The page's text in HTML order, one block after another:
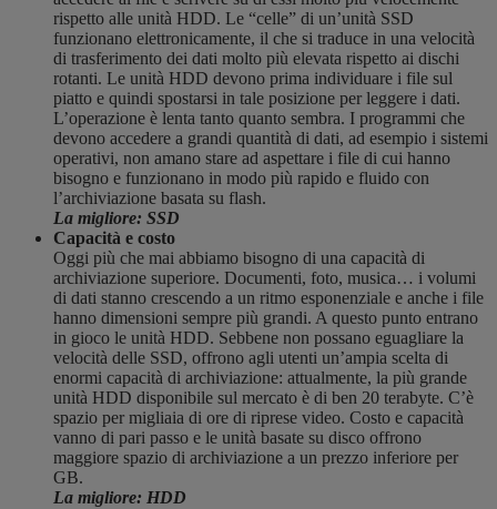
rispetto alle unità HDD. Le “celle” di un’unità SSD
funzionano elettronicamente, il che si traduce in una velocità
di trasferimento dei dati molto più elevata rispetto ai dischi
rotanti. Le unità HDD devono prima individuare i file sul
piatto e quindi spostarsi in tale posizione per leggere i dati.
L’operazione è lenta tanto quanto sembra. I programmi che
devono accedere a grandi quantità di dati, ad esempio i sistemi
operativi, non amano stare ad aspettare i file di cui hanno
bisogno e funzionano in modo più rapido e fluido con
l’archiviazione basata su flash.
La migliore: SSD
Capacità e costo
Oggi più che mai abbiamo bisogno di una capacità di
archiviazione superiore. Documenti, foto, musica… i volumi
di dati stanno crescendo a un ritmo esponenziale e anche i file
hanno dimensioni sempre più grandi. A questo punto entrano
in gioco le unità HDD. Sebbene non possano eguagliare la
velocità delle SSD, offrono agli utenti un’ampia scelta di
enormi capacità di archiviazione: attualmente, la più grande
unità HDD disponibile sul mercato è di ben 20 terabyte. C’è
spazio per migliaia di ore di riprese video. Costo e capacità
vanno di pari passo e le unità basate su disco offrono
maggiore spazio di archiviazione a un prezzo inferiore per
GB.
La migliore: HDD